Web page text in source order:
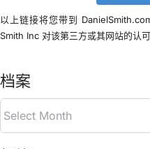
以上链接将您带到
Smith Inc 对该第三方或其网站的认
档案